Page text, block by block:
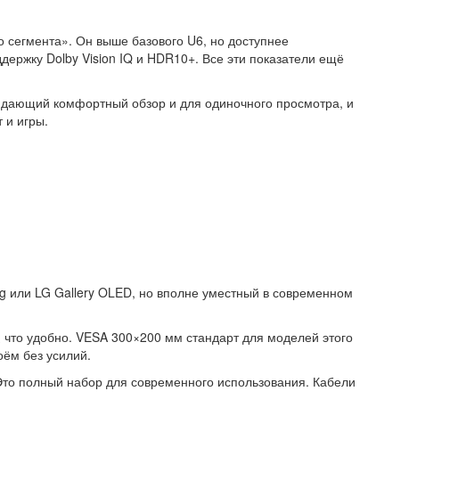
Он выше базового U6, но доступнее
Dolby Vision IQ и HDR10+. Все эти показатели ещё
комфортный обзор и для одиночного просмотра, и
и игры.
или LG Gallery OLED, но вполне уместный в современном
удобно. VESA 300×200 мм стандарт для моделей этого
без усилий.
полный набор для современного использования. Кабели